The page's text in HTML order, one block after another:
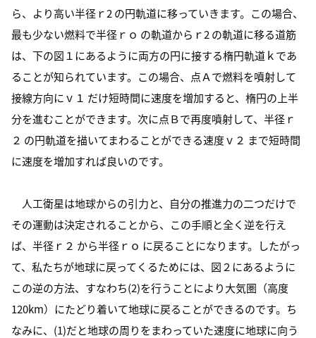
ら、より高い半径ｒ2 の円軌道に移っていきます。この場合、
最も少ない燃料で半径ｒｏ の軌道からｒ2 の軌道に移る道筋
は、下の図１にあるように両方の円に接する楕円軌道ｋであ
ることが知られています。この場合、点Ａで燃料を噴射して
接線方向にｖ１ だけ短時間に速度を増加すると、楕円の上半
分を進むことができます。次に点Ｂで再度噴射して、半径ｒ
２ の円軌道を描いてまわることができる速度ｖ２ まで短時間
に速度を増加すれば良いのです。
人工衛星は地球からの引力と、自分の推進力の二つだけで
その運動は決定されることから、この手順と全く逆を行え
ば、半径ｒ２ から半径ｒｏ に戻ることになります。したがっ
て、私たちが地球に戻ってくるためには、図２にあるように
この逆の方法、すなわち(2)を行うことにより大気圏（高度
120km）にたどり着いて地球に戻ることができるのです。ち
なみに、(1)だと地球の周りをまわっていた速度に地球に向う